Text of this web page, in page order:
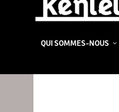
QUI SOMMES-NOUS